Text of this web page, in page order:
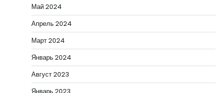
Май 2024
Апрель 2024
Март 2024
Январь 2024
Август 2023
Январь 2023